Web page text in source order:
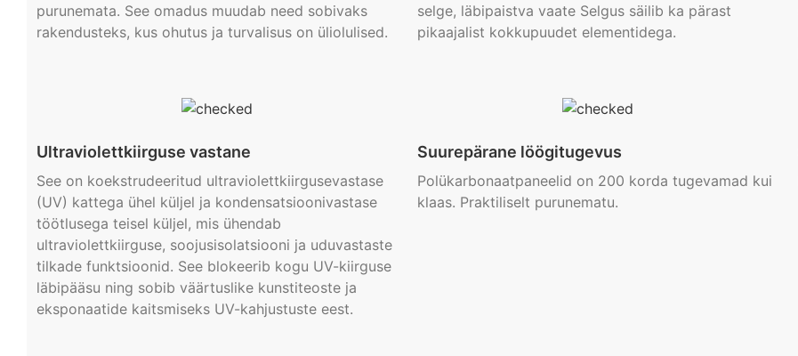
purunemata. See omadus muudab need sobivaks
rakendusteks, kus ohutus ja turvalisus on üliolulised.
selge, läbipaistva vaate Selgus säilib ka pärast
pikaajalist kokkupuudet elementidega.
Ultraviolettkiirguse vastane
See on koekstrudeeritud ultraviolettkiirgusevastase
(UV) kattega ühel küljel ja kondensatsioonivastase
töötlusega teisel küljel, mis ühendab
ultraviolettkiirguse, soojusisolatsiooni ja uduvastaste
tilkade funktsioonid. See blokeerib kogu UV-kiirguse
läbipääsu ning sobib väärtuslike kunstiteoste ja
eksponaatide kaitsmiseks UV-kahjustuste eest.
Suurepärane löögitugevus
Polükarbonaatpaneelid on 200 korda tugevamad kui
klaas. Praktiliselt purunematu.